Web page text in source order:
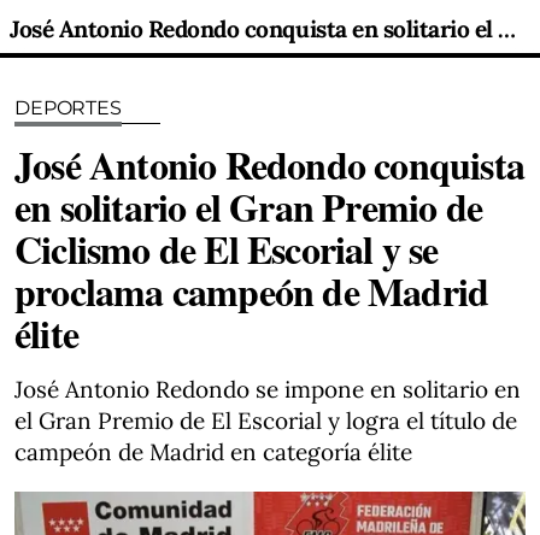
José Antonio Redondo conquista en solitario el Gran Premio de Ciclismo de El Escorial y se proclama campeón de Madrid élite
DEPORTES
José Antonio Redondo conquista
en solitario el Gran Premio de
Ciclismo de El Escorial y se
proclama campeón de Madrid
élite
José Antonio Redondo se impone en solitario en
el Gran Premio de El Escorial y logra el título de
campeón de Madrid en categoría élite